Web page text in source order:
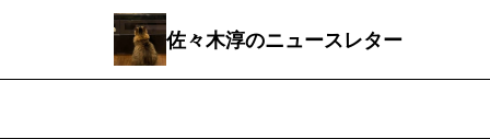
佐々木淳のニュースレター